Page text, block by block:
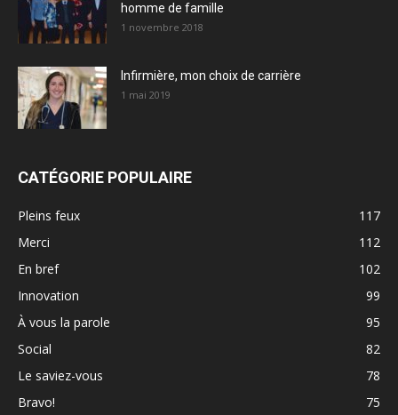
homme de famille
1 novembre 2018
Infirmière, mon choix de carrière
1 mai 2019
CATÉGORIE POPULAIRE
Pleins feux
117
Merci
112
En bref
102
Innovation
99
À vous la parole
95
Social
82
Le saviez-vous
78
Bravo!
75